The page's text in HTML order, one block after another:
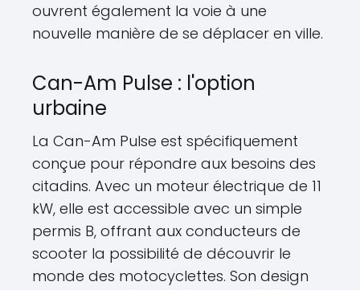
ouvrent également la voie à une
nouvelle manière de se déplacer en ville.
Can-Am Pulse : l'option
urbaine
La Can-Am Pulse est spécifiquement
conçue pour répondre aux besoins des
citadins. Avec un moteur électrique de 11
kW, elle est accessible avec un simple
permis B, offrant aux conducteurs de
scooter la possibilité de découvrir le
monde des motocyclettes. Son design